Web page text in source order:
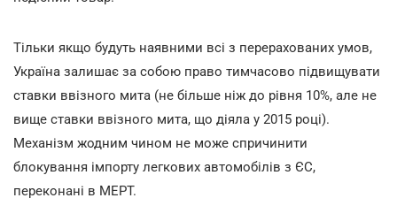
Тільки якщо будуть наявними всі з перерахованих умов,
Україна залишає за собою право тимчасово підвищувати
ставки ввізного мита (не більше ніж до рівня 10%, але не
вище ставки ввізного мита, що діяла у 2015 році).
Механізм жодним чином не може спричинити
блокування імпорту легкових автомобілів з ЄС,
переконані в МЕРТ.